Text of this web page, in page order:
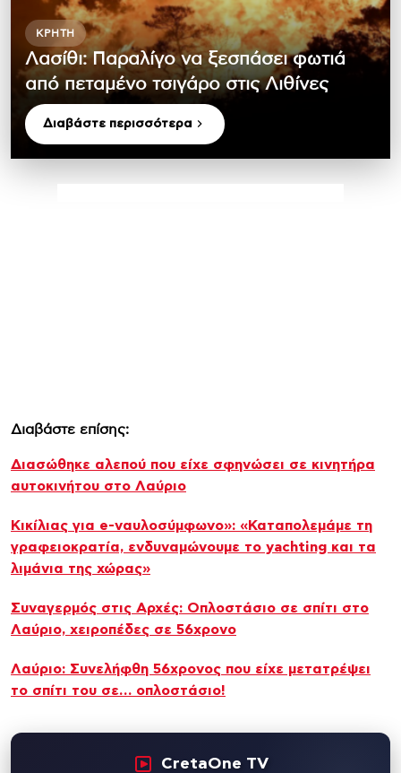
ΚΡΉΤΗ
Λασίθι: Παραλίγο να ξεσπάσει φωτιά
από πεταμένο τσιγάρο στις Λιθίνες
Διαβάστε περισσότερα
Διαβάστε επίσης:
Διασώθηκε αλεπού που είχε σφηνώσει σε κινητήρα
αυτοκινήτου στο Λαύριο
Κικίλιας για e-ναυλοσύμφωνο»: «Καταπολεμάμε τη
γραφειοκρατία, ενδυναμώνουμε το yachting και τα
λιμάνια της χώρας»
Συναγερμός στις Αρχές: Οπλοστάσιο σε σπίτι στο
Λαύριο, χειροπέδες σε 56χρονο
Λαύριο: Συνελήφθη 56χρονος που είχε μετατρέψει
το σπίτι του σε… οπλοστάσιο!
CretaOne TV